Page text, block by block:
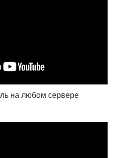
на любом сервере